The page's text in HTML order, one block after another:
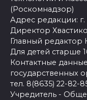
(Роскомнадзор)
Адрес редакции: г.
Директор
Главный редактор
Для детей старше
Контактные
государственных
тел. 8(8635) 22-82-
Учредитель -